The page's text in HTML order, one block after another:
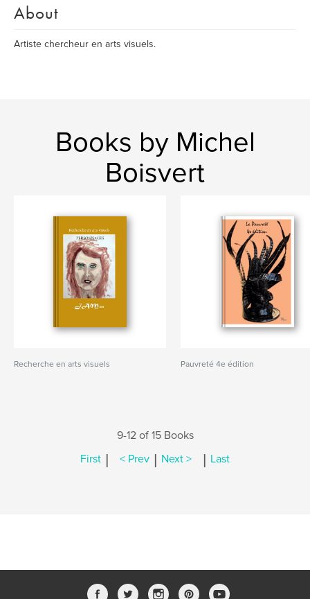
About
Artiste chercheur en arts visuels.
Books by Michel
Boisvert
Recherche en arts visuels Pauvreté 4e édition
9-12 of 15 Books
First | < Prev | Next > | Last